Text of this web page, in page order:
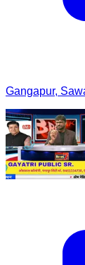
Gangapur,